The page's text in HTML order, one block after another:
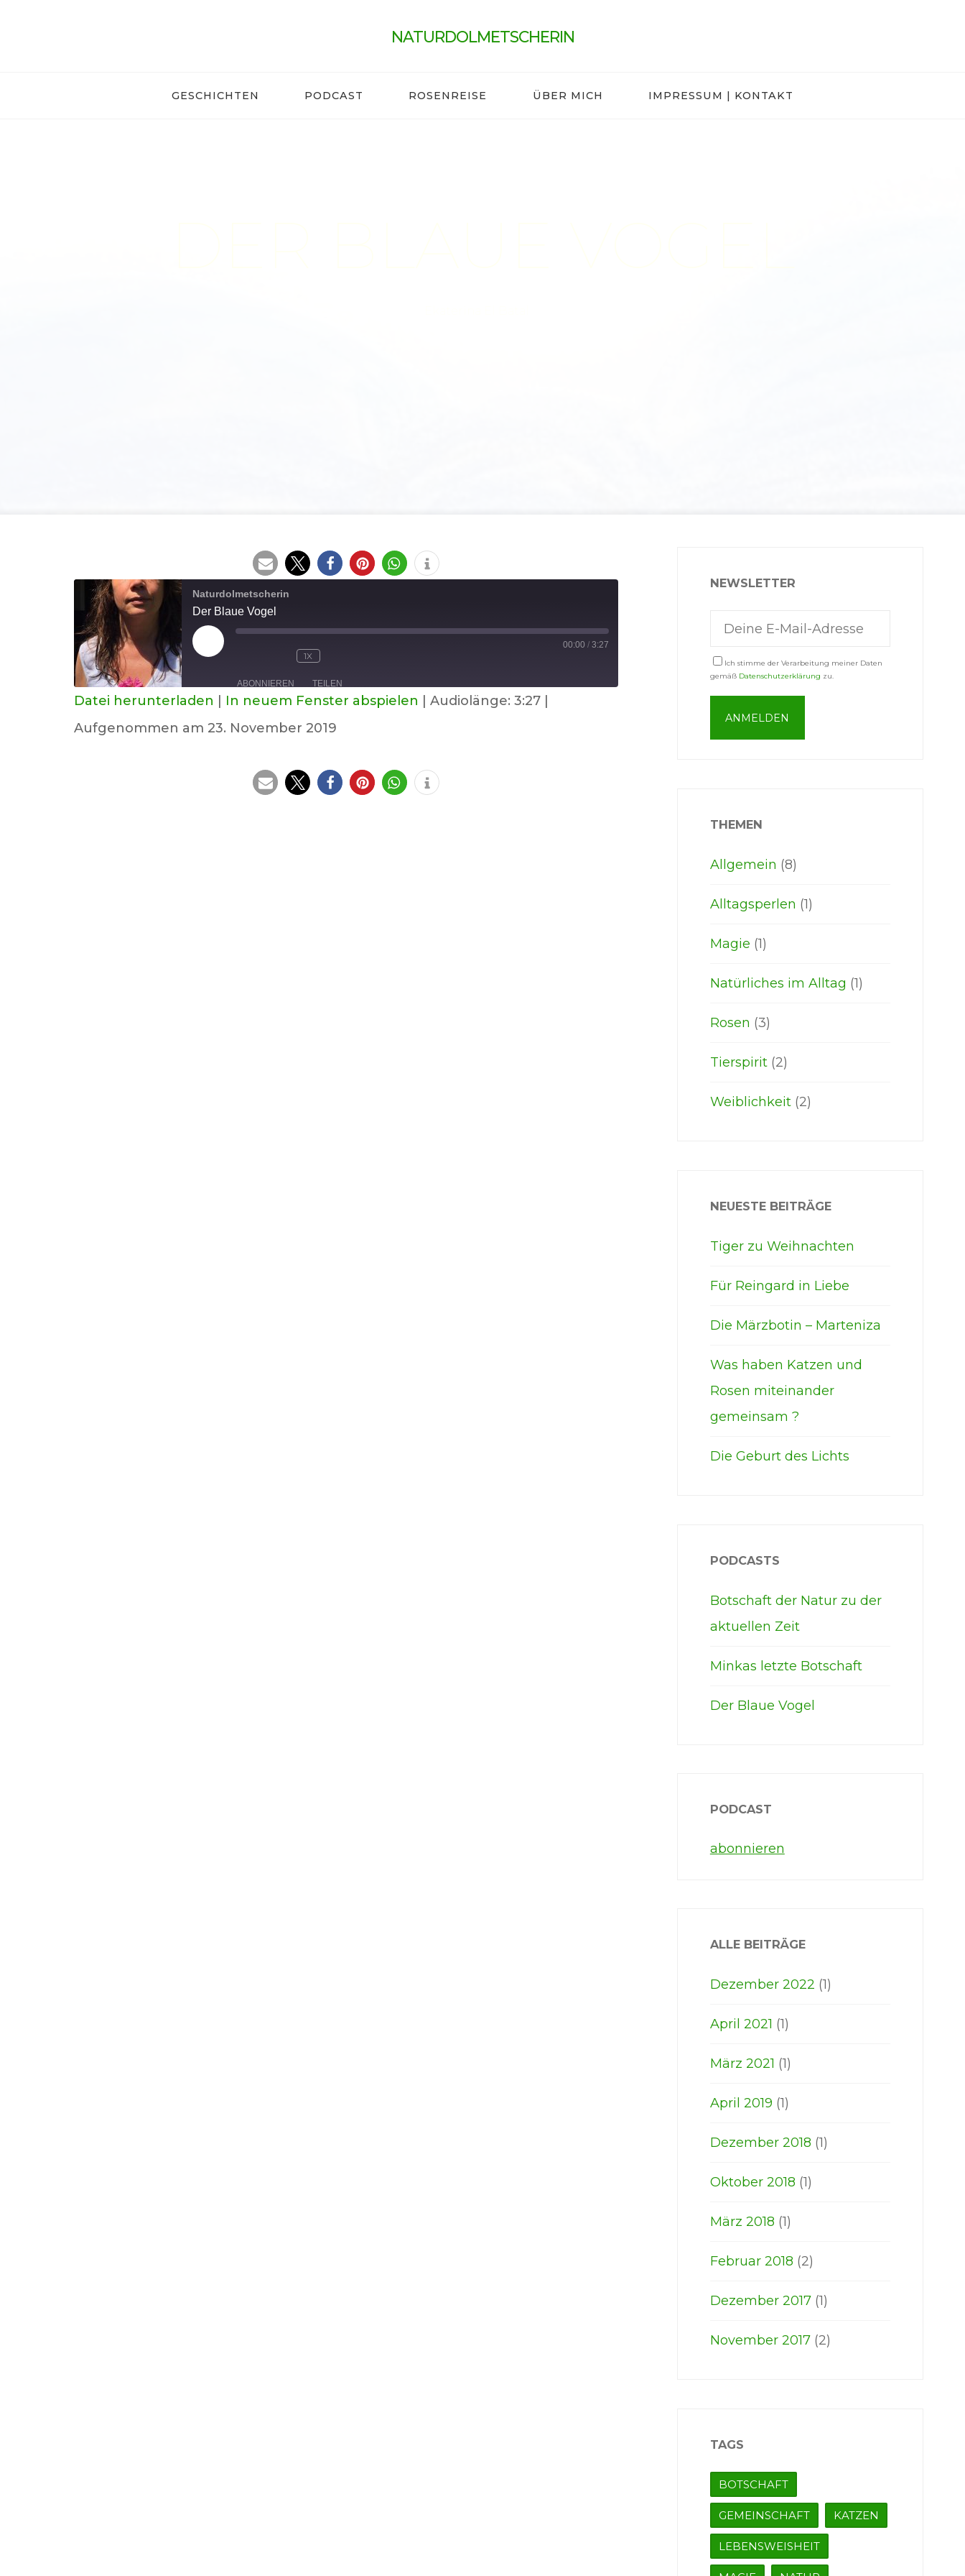
NATURDOLMETSCHERIN
GESCHICHTEN PODCAST ROSENREISE ÜBER MICH IMPRESSUM | KONTAKT
Naturdolmetscherin
Der Blaue Vogel
PLAY
EPISODE
1X
00:00 / 3:27
ABONNIEREN TEILEN
RSS FEED
Datei herunterladen In neuem Fenster abspielen Audiolänge: 3:27
Aufgenommen am 23. November 2019
NEWSLETTER
Ich stimme der Verarbeitung meiner Daten
gemäß Datenschutzerklärung zu.
THEMEN
Allgemein (8)
Alltagsperlen (1)
Magie (1)
Natürliches im Alltag (1)
Rosen (3)
Tierspirit(2)
Weiblichkeit(2)
NEUESTE BEITRÄGE
Tiger zu Weihnachten
Für Reingard in Liebe
Die Märzbotin – Marteniza
Was haben Katzen und
Rosen miteinander
gemeinsam ?
Die Geburt des Lichts
PODCASTS
Botschaft der Natur zu der
aktuellen Zeit
Minkas letzte Botschaft
Der Blaue Vogel
PODCAST
abonnieren
ALLE BEITRÄGE
Dezember 2022 (1)
April 2021 (1)
März 2021 (1)
April 2019 (1)
Dezember 2018 (1)
Oktober 2018 (1)
März 2018 (1)
Februar 2018 (2)
Dezember 2017(1)
November 2017(2)
TAGS
BOTSCHAFT
GEMEINSCHAFT KATZEN
LEBENSWEISHEIT